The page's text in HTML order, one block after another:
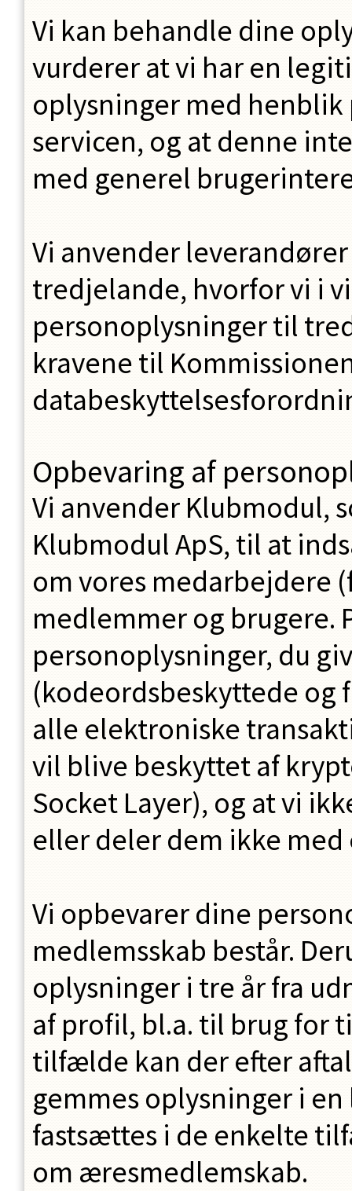
Vi kan behandle dine
vurderer at vi har en
oplysninger med
servicen, og at denne
med generel
Vi anvender
tredjelande, hvorfor vi i
personoplysninger til
kravene til
Opbevaring af
Vi anvender Klubmodul,
Klubmodul ApS, til at
om vores medarbejdere
medlemmer og brugere.
personoplysninger, du
(kodeordsbeskyttede og
alle elektroniske
vil blive beskyttet af
Socket Layer), og at vi
eller deler dem ikke
Vi opbevarer dine
medlemsskab består.
oplysninger i tre år fra
af profil, bl.a. til brug for
tilfælde kan der efter
gemmes oplysninger i
fastsættes i de enkelte
om æresmedlemskab.